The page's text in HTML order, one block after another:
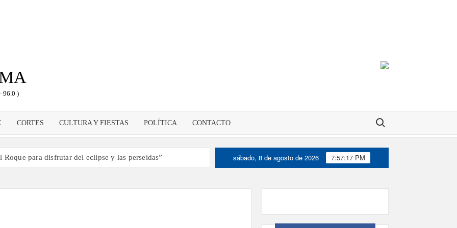
96.0 )
CORTES CULTURA Y FIESTAS POLÍTICA CONTACTO Buscar:
para disfrutar del eclipse y las perseidas”
de España y traer el cinturón a Canarias”
sábado, 8 de agosto de 2026 7:57:17 PM